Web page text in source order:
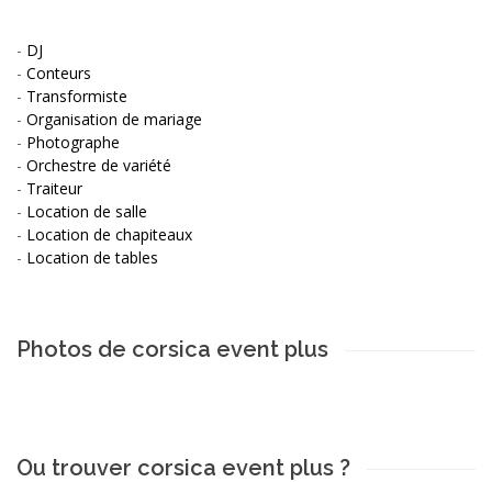
- DJ
- Conteurs
- Transformiste
- Organisation de mariage
- Photographe
- Orchestre de variété
- Traiteur
- Location de salle
- Location de chapiteaux
- Location de tables
Photos de corsica event plus
Ou trouver corsica event plus ?